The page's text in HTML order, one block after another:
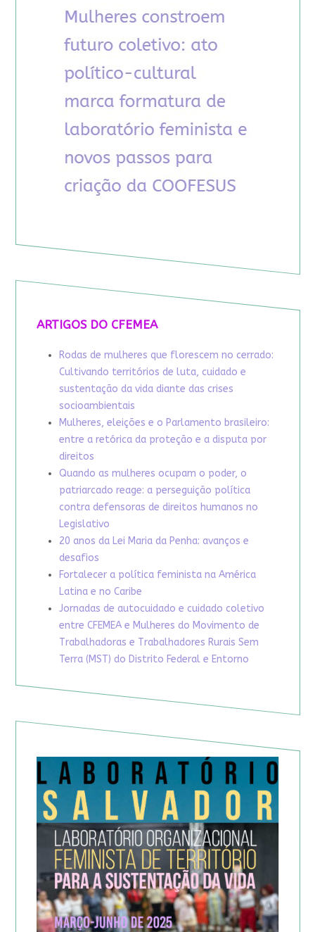
ARTIGOS DO CFEMEA
Rodas de mulheres que florescem no cerrado:
Cultivando territórios de luta, cuidado e
sustentação da vida diante das crises
socioambientais
Mulheres, eleições e o Parlamento brasileiro:
entre a retórica da proteção e a disputa por
direitos
Quando as mulheres ocupam o poder, o
patriarcado reage: a perseguição política
contra defensoras de direitos humanos no
Legislativo
20 anos da Lei Maria da Penha: avanços e
desafios
Fortalecer a política feminista na América
Latina e no Caribe
Jornadas de autocuidado e cuidado coletivo
entre CFEMEA e Mulheres do Movimento de
Trabalhadoras e Trabalhadores Rurais Sem
Terra (MST) do Distrito Federal e Entorno